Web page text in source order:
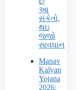
આ
સંકેતો,
થઇ
જજો
સાવધાન
Manav
Kalyan
Yojana
2026: